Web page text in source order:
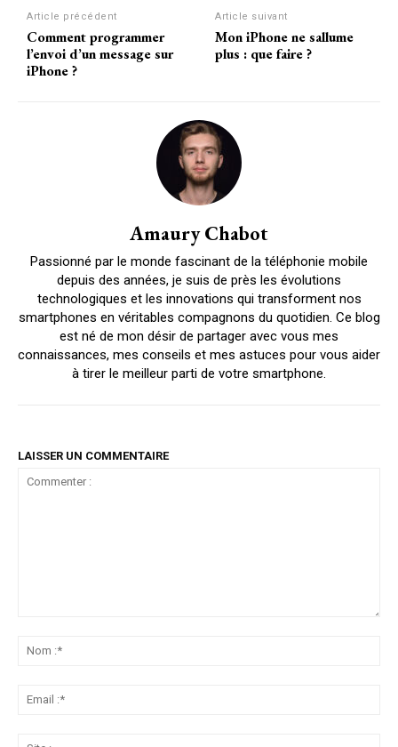
Article précédent
Comment programmer
l’envoi d’un message sur
iPhone ?
Article suivant
Mon iPhone ne sallume
plus : que faire ?
Amaury Chabot
Passionné par le monde fascinant de la téléphonie mobile
depuis des années, je suis de près les évolutions
technologiques et les innovations qui transforment nos
smartphones en véritables compagnons du quotidien. Ce blog
est né de mon désir de partager avec vous mes
connaissances, mes conseils et mes astuces pour vous aider
à tirer le meilleur parti de votre smartphone.
LAISSER UN COMMENTAIRE